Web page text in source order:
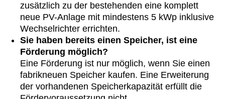
zusätzlich zu der bestehenden eine komplett
neue PV-Anlage mit mindestens 5 kWp inklusive
Wechselrichter errichten.
Sie haben bereits einen Speicher, ist eine
Förderung möglich?
Eine Förderung ist nur möglich, wenn Sie einen
fabrikneuen Speicher kaufen. Eine Erweiterung
der vorhandenen Speicher­kapazität erfüllt die